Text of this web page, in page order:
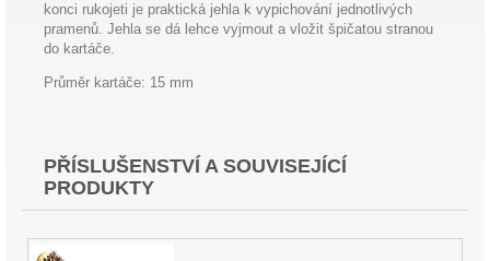
konci rukojeti je praktická jehla k vypichování jednotlivých
pramenů. Jehla se dá lehce vyjmout a vložit špičatou stranou
do kartáče.
Průměr kartáče: 15 mm
PŘÍSLUŠENSTVÍ A SOUVISEJÍCÍ
PRODUKTY